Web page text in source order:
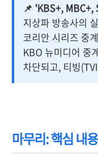
📌 'KBS+, MBC+,
지상파 방송사의
코리안 시리즈 중
KBO 뉴미디어 중
차단되고, 티빙
마무리: 핵심 내